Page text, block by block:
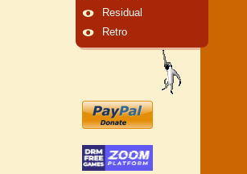
Residual
Retro